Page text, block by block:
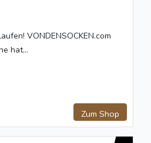
VONDENSOCKEN.com
hat...
Zum Shop